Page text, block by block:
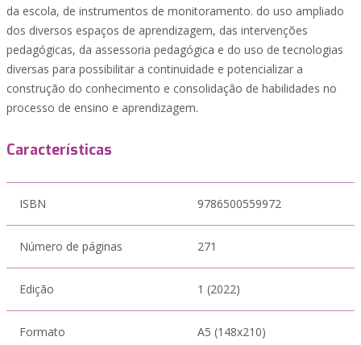
da escola, de instrumentos de monitoramento. do uso ampliado
dos diversos espaços de aprendizagem, das intervenções
pedagógicas, da assessoria pedagógica e do uso de tecnologias
diversas para possibilitar a continuidade e potencializar a
construção do conhecimento e consolidação de habilidades no
processo de ensino e aprendizagem.
Características
ISBN 9786500559972
Número de páginas 271
Edição 1 (2022)
Formato A5 (148x210)